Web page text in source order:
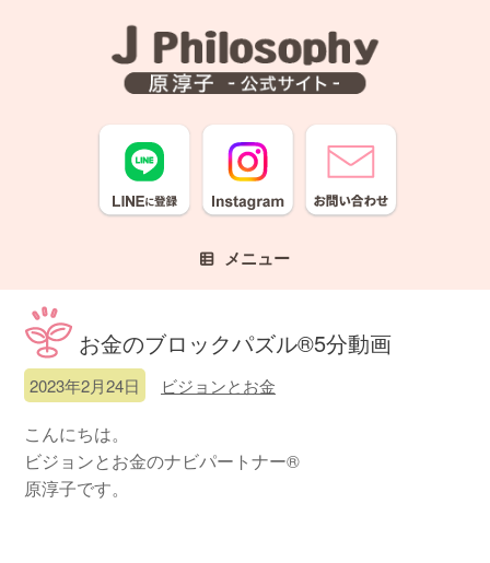
メニュー
お金のブロックパズル®5分動画
2023年2月24日 ビジョンとお金
こんにちは。
ビジョンとお金のナビパートナー®
原淳子です。